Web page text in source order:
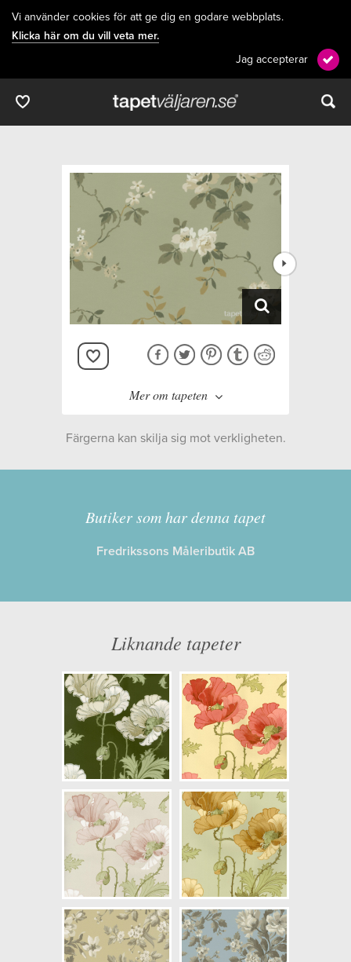
Vi använder cookies för att ge dig en godare webbplats.
Klicka här om du vill veta mer.
Jag accepterar
Mer om tapeten
Kollektion:
Anno II
Information
Längd x Bredd: 10,05 x 0,53
Artikelnummer: 8086
NCS Bottenkulör: S3010-G8Y
Färg: Grön, Vitaktig, Beige
Mönster: Blommig, Rosor
Struktur: Limtryck
Cirkapris: 1099,00 kr
(Kontakta din färghandlare för
exakt pris.)
Färgerna kan skilja sig mot verkligheten.
Butiker som har denna tapet
Fredrikssons Måleributik AB
Liknande tapeter